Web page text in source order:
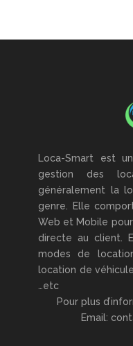
Loca-Smart est
gestion des
généralement la
genre. Elle
Web et Mobile
directe au client.
modes de
location de
…etc
Pour plus
Email: